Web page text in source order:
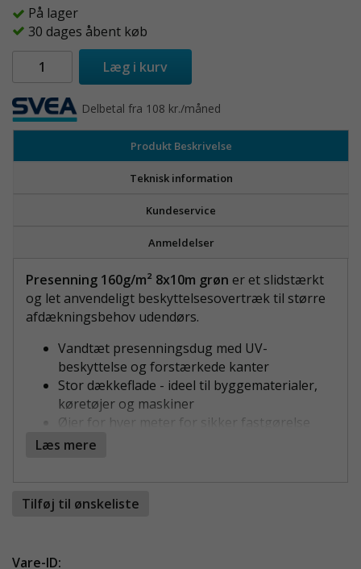
På lager
30 dages åbent køb
Læg i kurv
Delbetal fra 108 kr./måned
Produkt Beskrivelse
Teknisk information
Kundeservice
Anmeldelser
Presenning 160g/m² 8x10m grøn er et slidstærkt
og let anvendeligt beskyttelsesovertræk til større
afdækningsbehov udendørs.
Vandtæt presenningsdug med UV-
beskyttelse og forstærkede kanter
Stor dækkeflade - ideel til byggematerialer,
køretøjer og maskiner
Øjer for hver meter for sikker fastgørelse
Tåler vejr året rundt - vind, regn, sol og snavs
at være besværlig at arbejde med. Den er velegnet
Læs mere
Tilføj til ønskeliste
Vare-ID: